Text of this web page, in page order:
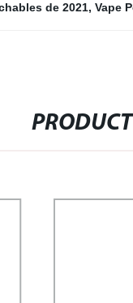
de 2021, Vape